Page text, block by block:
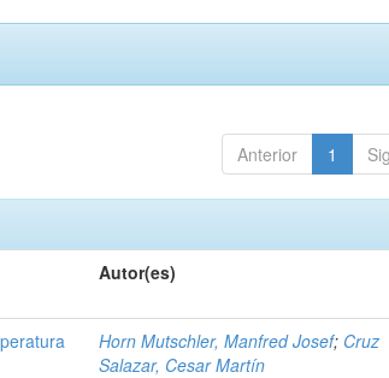
Anterior 1
Autor(es)
Horn Mutschler, Manfred Josef; Cruz
Salazar, Cesar Martín